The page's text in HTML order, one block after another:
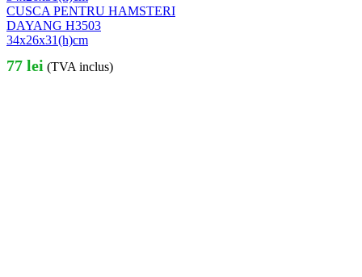
CUSCA PENTRU HAMSTERI
DAYANG H3503
34x26x31(h)cm
77 lei (TVA inclus)